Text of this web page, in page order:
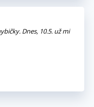
Dnes, 10.5. už mi